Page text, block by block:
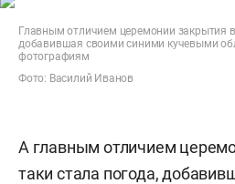
Главным отличием церемонии закрытия
добавившая своими синими кучевыми
фотографиям
Фото: Василий Иванов
А главным отличием
таки стала погода,